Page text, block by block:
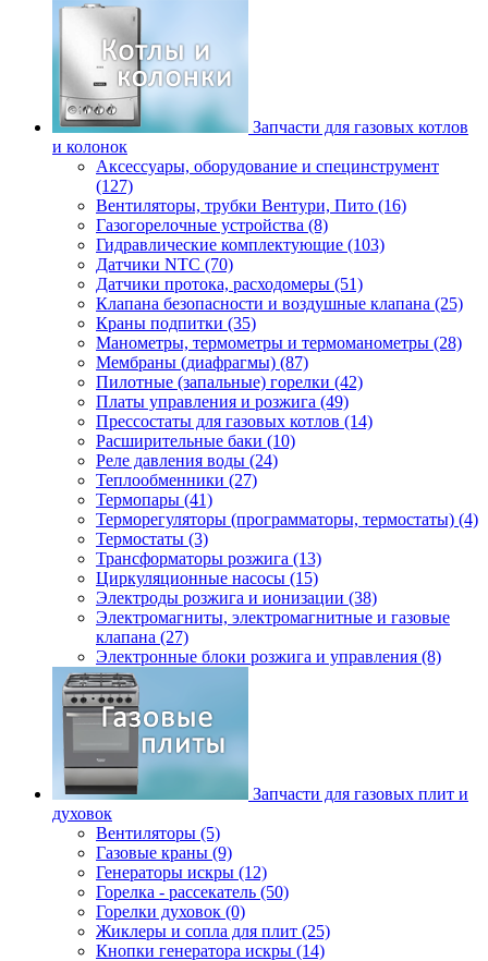
Запчасти для газовых котлов
и колонок
Аксессуары, оборудование и специнструмент
(127)
Вентиляторы, трубки Вентури, Пито (16)
Газогорелочные устройства (8)
Гидравлические комплектующие (103)
Датчики NTC (70)
Датчики протока, расходомеры (51)
Клапана безопасности и воздушные клапана (25)
Краны подпитки (35)
Манометры, термометры и термоманометры (28)
Мембраны (диафрагмы) (87)
Пилотные (запальные) горелки (42)
Платы управления и розжига (49)
Прессостаты для газовых котлов (14)
Расширительные баки (10)
Реле давления воды (24)
Теплообменники (27)
Термопары (41)
Терморегуляторы (программаторы, термостаты) (4)
Термостаты (3)
Трансформаторы розжига (13)
Циркуляционные насосы (15)
Электроды розжига и ионизации (38)
Электромагниты, электромагнитные и газовые
клапана (27)
Электронные блоки розжига и управления (8)
Запчасти для газовых плит и
духовок
Вентиляторы (5)
Газовые краны (9)
Генераторы искры (12)
Горелка - рассекатель (50)
Горелки духовок (0)
Жиклеры и сопла для плит (25)
Кнопки генератора искры (14)